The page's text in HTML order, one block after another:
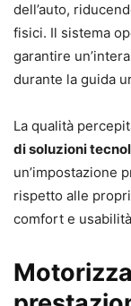
dell’auto,
fisici. Il sistema
garantire
durante la guida
La qualità
di soluzioni
un’impostazione
rispetto alle
comfort e